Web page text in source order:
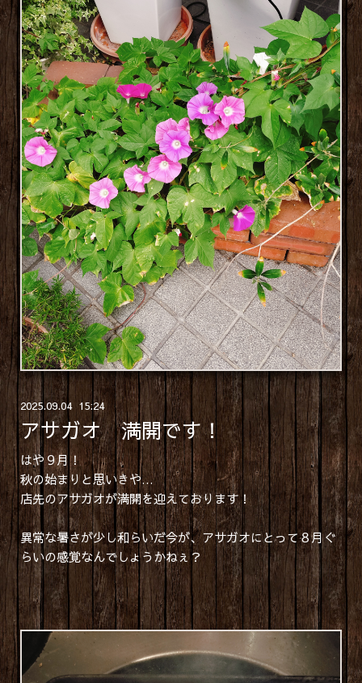
2025.09.04 15:24
アサガオ 満開です！
はや９月！
秋の始まりと思いきや…
店先のアサガオが満開を迎えております！
異常な暑さが少し和らいだ今が、アサガオにとって８月ぐ
らいの感覚なんでしょうかねぇ？